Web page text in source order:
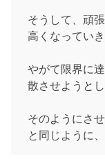
そうして、頑
高くなっていき
やがて限界に
散させようとし
そのようにさ
と同じように